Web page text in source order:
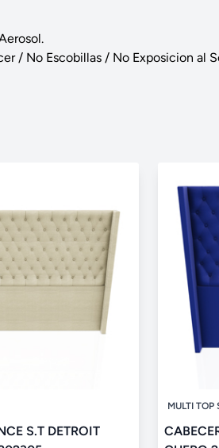
/ No Escobillas / No Exposicion al
S.T DETROIT
MULTI TOP